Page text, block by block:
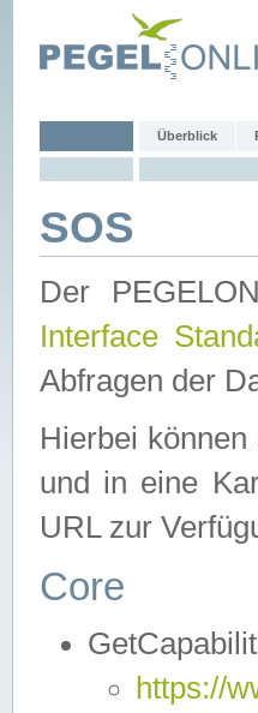
Überblick
SOS
Der
Interface
Abfragen der
Hierbei
und in eine
URL zur
Core
https://